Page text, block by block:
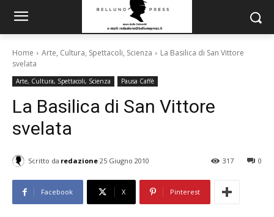
Home Arte, Cultura, Spettacoli, Scienza
La Basilica di San Vittore
svelata
Arte, Cultura, Spettacoli, Scienza Pausa Caffè
La Basilica di San Vittore
svelata
Scritto da redazione 25 Giugno 2010 0
317
Facebook X Pinterest